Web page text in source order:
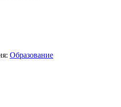
Образование